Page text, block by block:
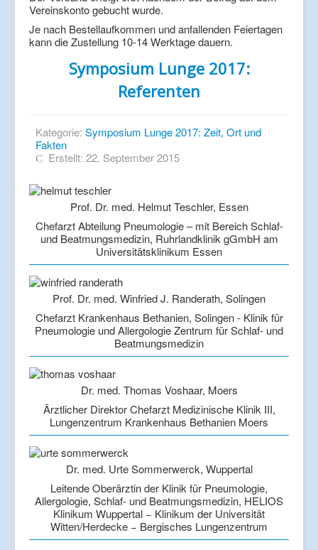
Vereinskonto gebucht wurde.
Je nach Bestellaufkommen und anfallenden Feiertagen
kann die Zustellung 10-14 Werktage dauern.
Symposium Lunge 2017:
Referenten
Kategorie: Symposium Lunge 2017: Zeit, Ort und
Fakten
Erstellt: 22. September 2015
Prof. Dr. med. Helmut Teschler, Essen
Chefarzt Abteilung Pneumologie – mit Bereich Schlaf-
und Beatmungsmedizin, Ruhrlandklinik gGmbH am
Universitätsklinikum Essen
Prof. Dr. med. Winfried J. Randerath, Solingen
Chefarzt Krankenhaus Bethanien, Solingen - Klinik für
Pneumologie und Allergologie Zentrum für Schlaf- und
Beatmungsmedizin
Dr. med. Thomas Voshaar, Moers
Ärztlicher Direktor Chefarzt Medizinische Klinik III,
Lungenzentrum Krankenhaus Bethanien Moers
Dr. med. Urte Sommerwerck, Wuppertal
Leitende Oberärztin der Klinik für Pneumologie,
Allergologie, Schlaf- und Beatmungsmedizin, HELIOS
Klinikum Wuppertal − Klinikum der Universität
Witten/Herdecke − Bergisches Lungenzentrum